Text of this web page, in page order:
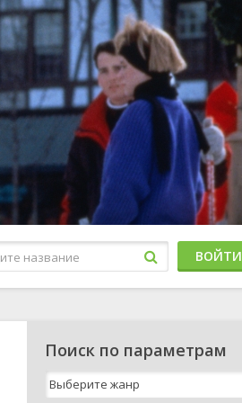
ВОЙТИ
Поиск по параметрам